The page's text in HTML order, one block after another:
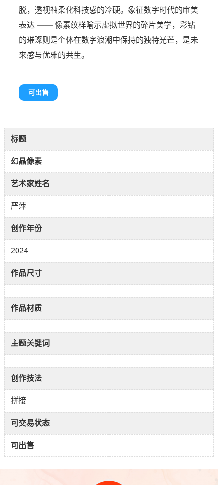
脱，透视袖柔化科技感的冷硬。象征数字时代的审美
表达 —— 像素纹样喻示虚拟世界的碎片美学，彩钻
的璀璨则是个体在数字浪潮中保持的独特光芒，是未
来感与优雅的共生。
可出售
标题
幻晶像素
艺术家姓名
严萍
创作年份
2024
作品尺寸
作品材质
主题关键词
创作技法
拼接
可交易状态
可出售